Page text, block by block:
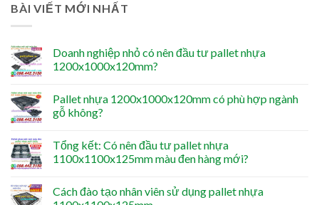
BÀI VIẾT MỚI NHẤT
Doanh nghiệp nhỏ có nên đầu tư pallet nhựa
1200x1000x120mm?
Pallet nhựa 1200x1000x120mm có phù hợp ngành
gỗ không?
Tổng kết: Có nên đầu tư pallet nhựa
1100x1100x125mm màu đen hàng mới?
Cách đào tạo nhân viên sử dụng pallet nhựa